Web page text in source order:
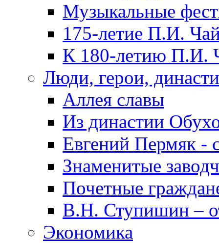
Музыкальные
175-летие П.И.
К 180-летию П.И.
Люди, герои,
Аллея славы
Из династии
Евгений Пермяк -
Знаменитые
Почетные
В.Н. Ступишин –
Экономика